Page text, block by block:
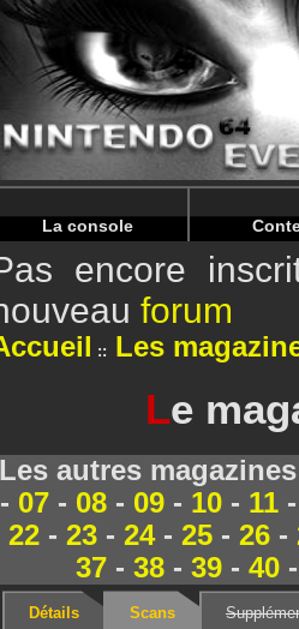
Warning: Undefined array key
Warning: Undefined array key
La console
encore
forum
Les
Le
autres
- 07 - 08 - 09 - 10 - 11 -
22 - 23 - 24- 25 - 26 -
37- 38- 39- 40-
Détails Scans